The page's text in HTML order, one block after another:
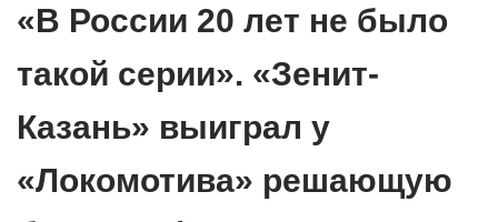
«В России 20 лет не было
такой серии». «Зенит-
Казань» выиграл у
«Локомотива» решающую